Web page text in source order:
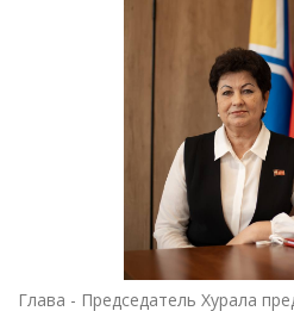
Глава - Председатель Хурала